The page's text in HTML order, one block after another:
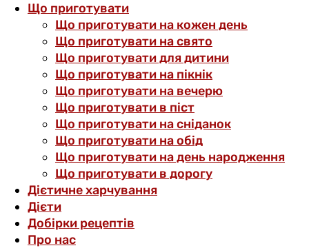
Що приготувати
Що приготувати на кожен день
Що приготувати на свято
Що приготувати для дитини
Що приготувати на пікнік
Що приготувати на вечерю
Що приготувати в піст
Що приготувати на сніданок
Що приготувати на обід
Що приготувати на день народження
Що приготувати в дорогу
Дієтичне харчування
Дієти
Добірки рецептів
Про нас